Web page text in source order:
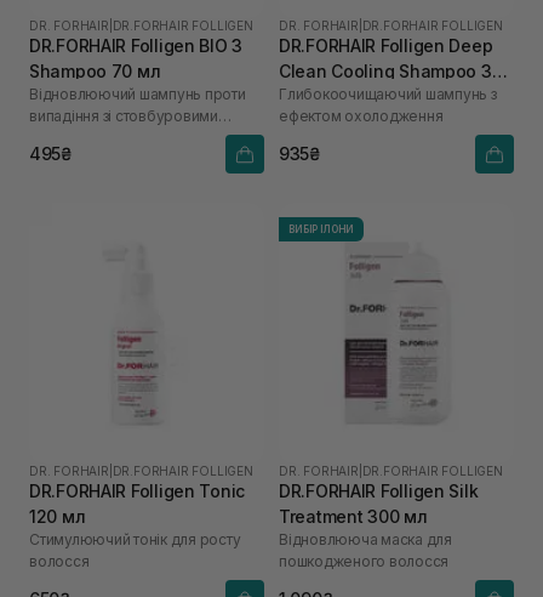
DR. FORHAIR DR.FORHAIR FOLLIGEN
DR.FORHAIR Folligen BIO 3
Shampoo 70 мл
Відновлюючий шампунь проти
випадіння зі стовбуровими
495₴
DR. FORHAIR DR.FORHAIR FOLLIGEN
DR.FORHAIR Folligen Deep
Clean Cooling Shampoo 300
мл
Глибокоочищаючий шампунь з
ефектом охолодження
935₴
DR. FORHAIR DR.FORHAIR FOLLIGEN
DR.FORHAIR Folligen Tonic
120 мл
Стимулюючий тонік для росту
волосся
ВИБІР ІЛОНИ
DR. FORHAIR DR.FORHAIR FOLLIGEN
DR.FORHAIR Folligen Silk
Treatment 300 мл
Відновлююча маска для
пошкодженого волосся